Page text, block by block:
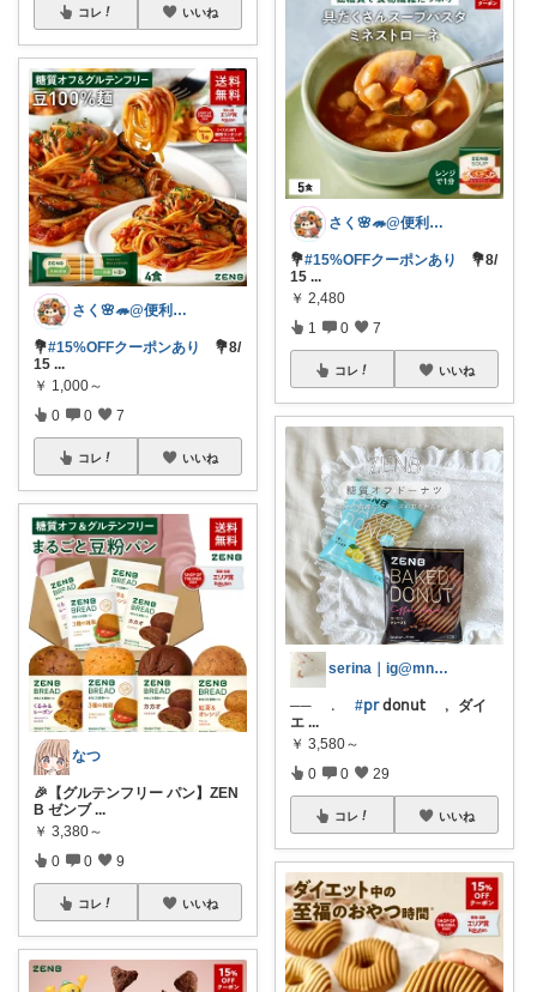
コレ いいね
さく🌸🦔@便利でかわいいを探す旅
💐#15%OFFクーポンあり
💐8/
15 ...
￥ 1,000～
0 0 7
コレ いいね
なつ
🎉【グルテンフリー パン】ZEN
B ゼンブ ...
￥ 3,380～
0 0 9
コレ いいね
さく🌸🦔@便利でかわいいを探す旅
💐#15%OFFクーポンあり
💐8/
15 ...
￥ 2,480
1 0 7
コレ いいね
serina｜ig@mn.cloud__
── ﹒ #𝗉𝗋𝖽𝗈𝗇𝗎𝗍 ﹐ ダイ
エ ...
￥ 3,580～
0 0 29
コレ いいね